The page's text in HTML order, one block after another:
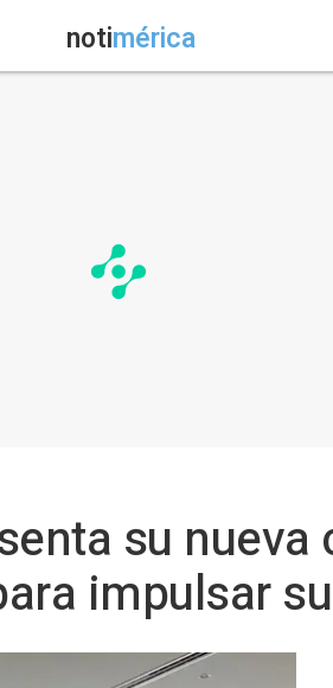
notimérica
su nueva
impulsar